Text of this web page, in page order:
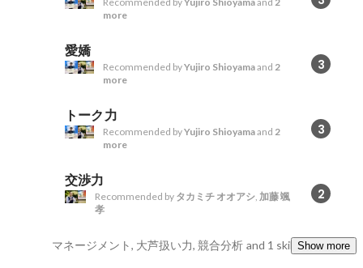
more
愛嬌
3
Recommended byYujiro Shioyamaand 2
more
トーク力
3
Recommended byYujiro Shioyamaand 2
more
交渉力
2
Recommended by タカミチ オオアシ, 加藤 颯
孝
マネージメント, 大芦扱い力, 競合分析 and 1 skillsShow more